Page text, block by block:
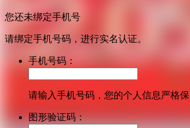
您还未绑定手机号
请绑定手机号码，进行实名认证。
手机号码：
请输入手机号码，您的个人信息严格
图形验证码：